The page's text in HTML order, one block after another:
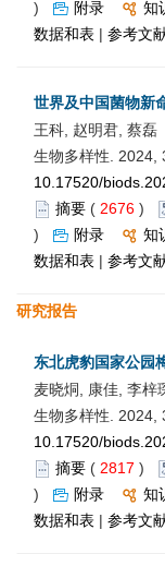
)
附录 知
数据和表 | 参考文
世界及中国菌物新
王科, 赵明君, 蔡磊
生物多样性.
10.17520/
摘要 ( 2676 )
)
附录 知
数据和表 | 参考文
研究报告
东北虎豹国家公园
麦晓烔, 康佳, 李梓
生物多样性.
10.17520/
摘要 ( 2817 )
)
附录 知
数据和表 | 参考文